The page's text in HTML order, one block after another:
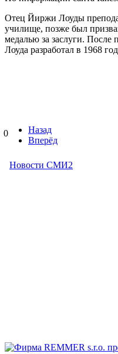
Отец Йиржи Лоуды
училище, позже был
медалью за заслуги. После
Лоуда разработал в 1968
0
Назад
Вперёд